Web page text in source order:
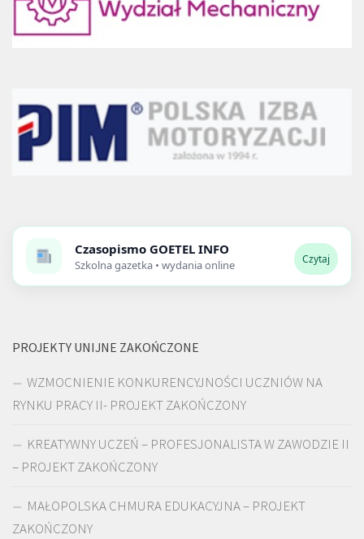
Czasopismo GOETEL INFO
Szkolna gazetka • wydania online Czytaj
PROJEKTY UNIJNE ZAKOŃCZONE
WZMOCNIENIE KONKURENCYJNOŚCI UCZNIÓW NA
RYNKU PRACY II- PROJEKT ZAKOŃCZONY
KREATYWNY UCZEŃ – PROFESJONALISTA W ZAWODZIE II
– PROJEKT ZAKOŃCZONY
MAŁOPOLSKA CHMURA EDUKACYJNA – PROJEKT
ZAKOŃCZONY